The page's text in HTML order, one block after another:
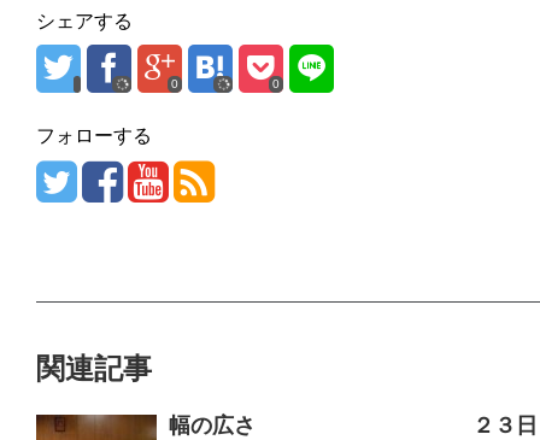
シェアする
0 0
フォローする
関連記事
幅の広さ ２３日